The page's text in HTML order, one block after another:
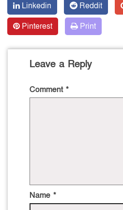
Linkedin
Reddit
Pinterest
Print
Leave a Reply
Comment *
Name *